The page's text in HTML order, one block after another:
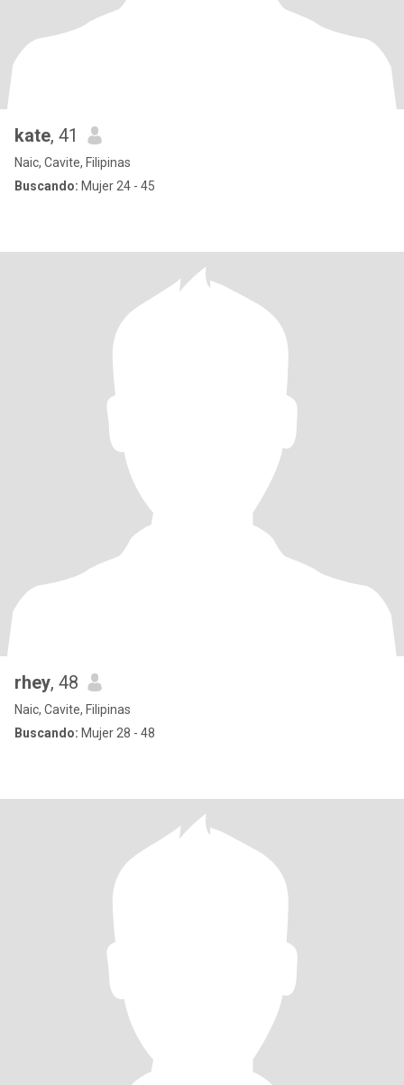
kate, 41
Naic, Cavite, Filipinas
Buscando: Mujer 24 - 45
rhey, 48
Naic, Cavite, Filipinas
Buscando: Mujer 28 - 48